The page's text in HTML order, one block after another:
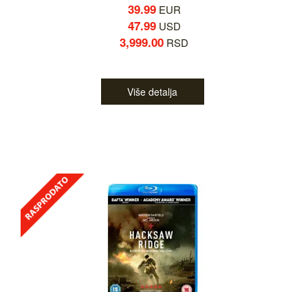
39.99EUR
47.99USD
3,999.00 RSD
Više detalja